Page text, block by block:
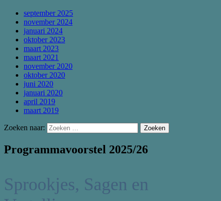
september 2025
november 2024
januari 2024
oktober 2023
maart 2023
maart 2021
november 2020
oktober 2020
juni 2020
januari 2020
april 2019
maart 2019
Zoeken naar:
Programmavoorstel 2025/26
Sprookjes, Sagen en